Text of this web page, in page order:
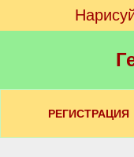
РЕГИСТРАЦИЯ